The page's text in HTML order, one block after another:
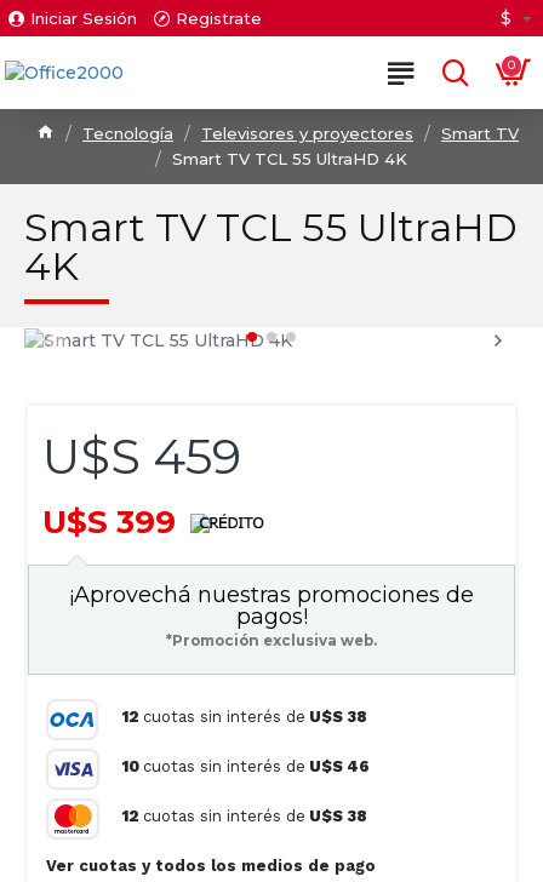
Iniciar Sesión Registrate $
0
Tecnología Televisores y proyectores
Smart TV
Smart TV TCL 55 UltraHD 4K
Smart TV TCL 55 UltraHD
4K
U$S 459
U$S 399
¡Aprovechá nuestras promociones de
pagos!
*Promoción exclusiva web.
12 cuotas sin interés de U$S 38
10 cuotas sin interés de U$S 46
12 cuotas sin interés de U$S 38
Ver cuotas y todos los medios de pago